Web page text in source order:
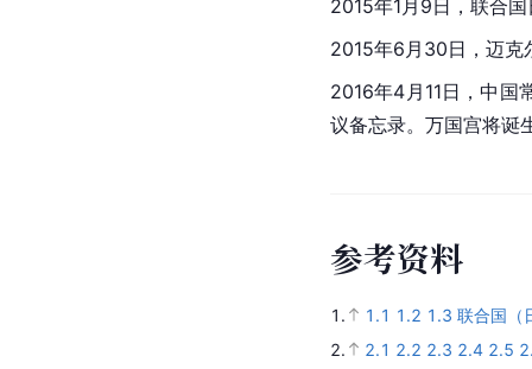
2015年1月9日，联合
2015年6月30日，迈克
2016年4月11日，中国
议备忘录。万国宫将诞
参考资料
1. 1.1 1.2 1.3 联合国（
2.
2.1 2.2 2.3 2.4 2.5